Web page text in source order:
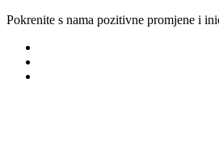
Pokrenite s nama pozitivne promjene i